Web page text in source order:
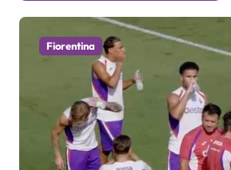
Fiorentina